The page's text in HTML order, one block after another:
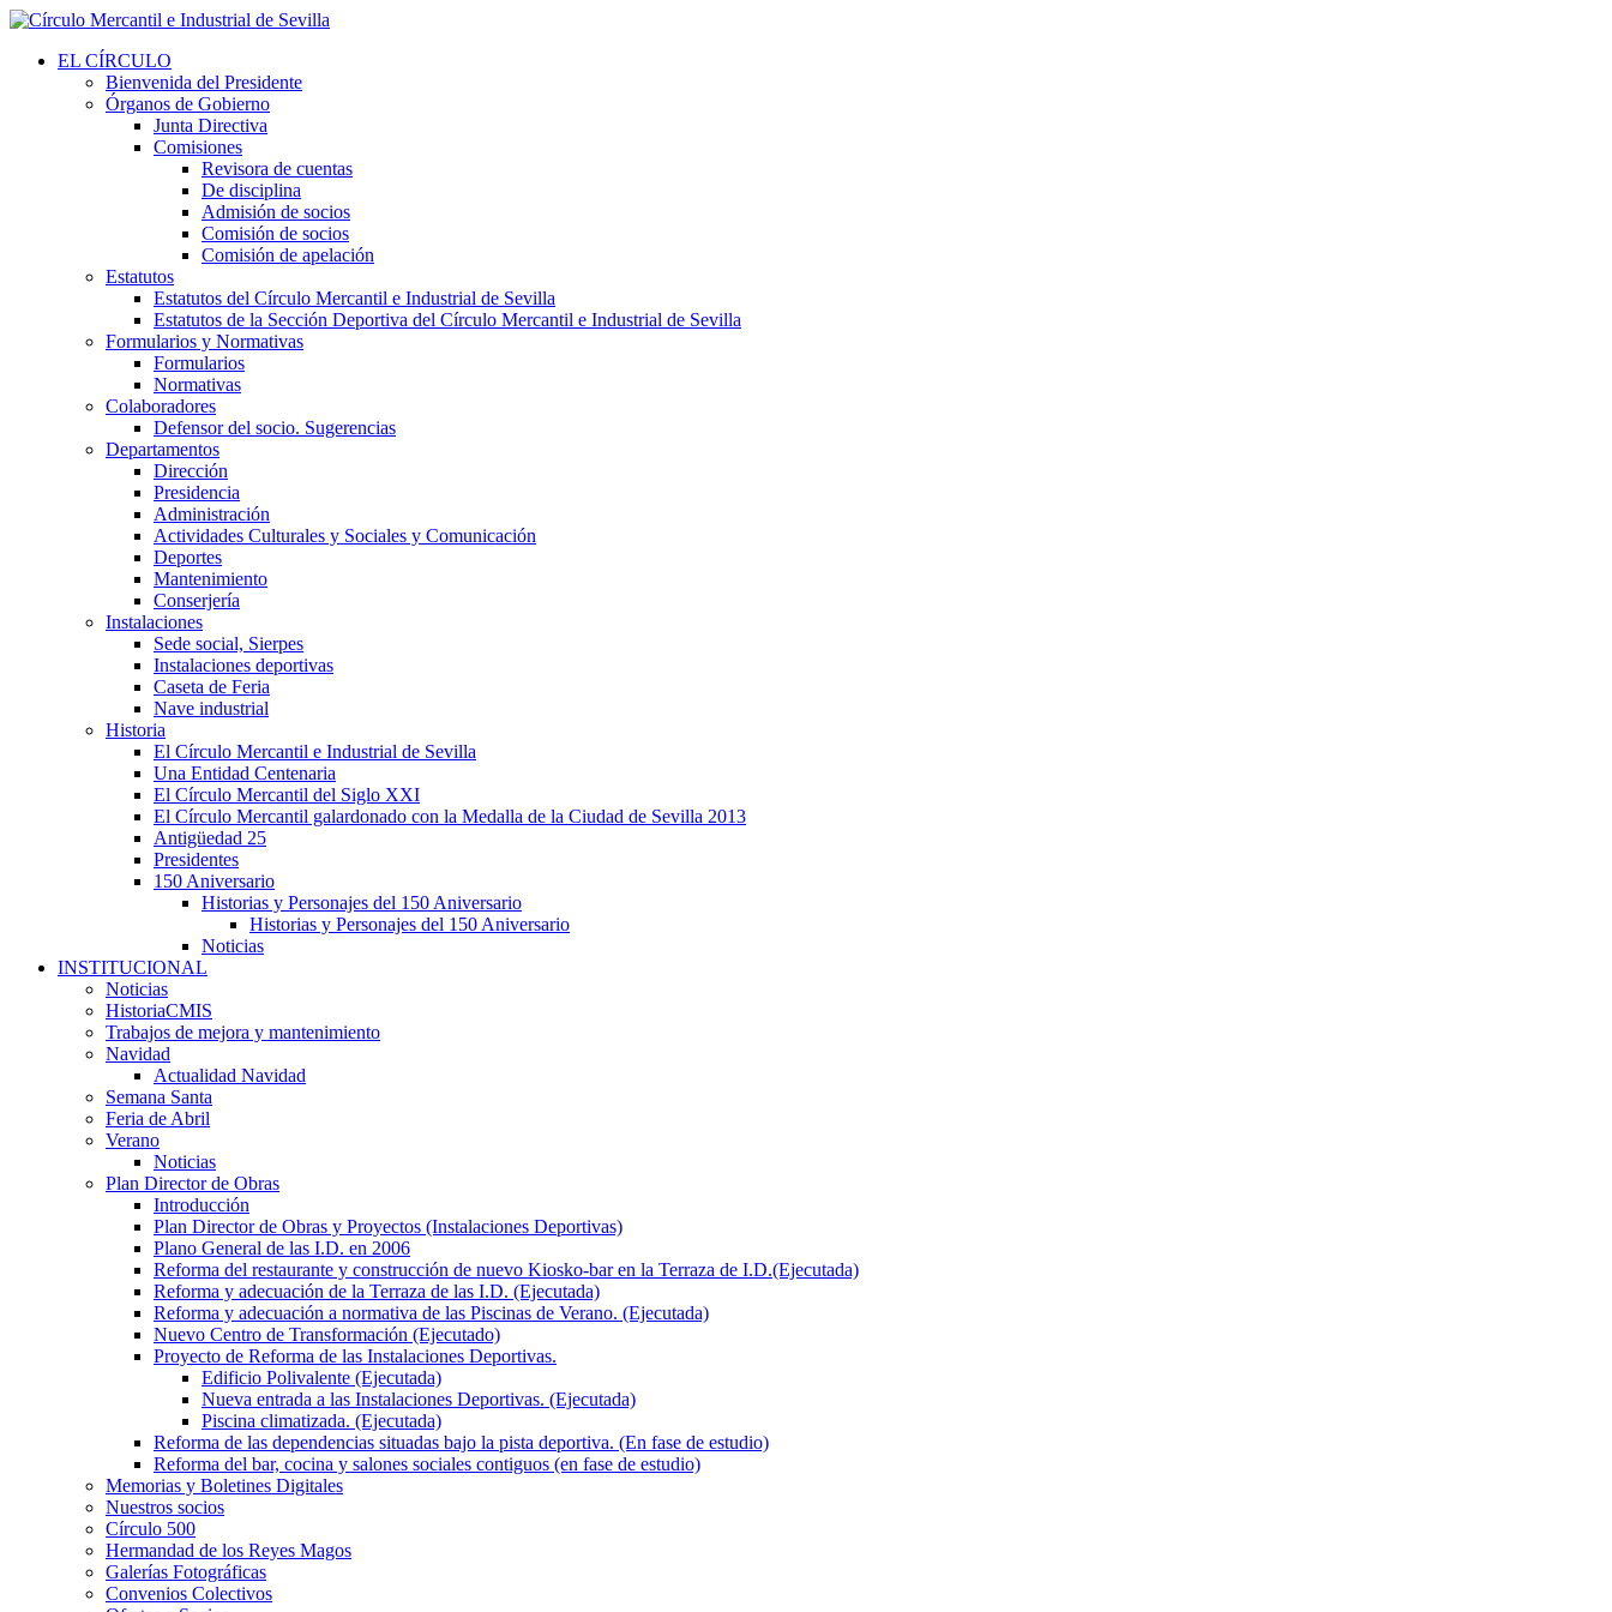
EL CÍRCULO
Bienvenida del Presidente
Órganos de Gobierno
Junta Directiva
Comisiones
Revisora de cuentas
De disciplina
Admisión de socios
Comisión de socios
Comisión de apelación
Estatutos
Estatutos del Círculo Mercantil e Industrial de Sevilla
Estatutos de la Sección Deportiva del Círculo Mercantil e Industrial de Sevilla
Formularios y Normativas
Formularios
Normativas
Colaboradores
Defensor del socio. Sugerencias
Departamentos
Dirección
Presidencia
Administración
Actividades Culturales y Sociales y Comunicación
Deportes
Mantenimiento
Conserjería
Instalaciones
Sede social, Sierpes
Instalaciones deportivas
Caseta de Feria
Nave industrial
Historia
El Círculo Mercantil e Industrial de Sevilla
Una Entidad Centenaria
El Círculo Mercantil del Siglo XXI
El Círculo Mercantil galardonado con la Medalla de la Ciudad de Sevilla 2013
Antigüedad 25
Presidentes
150 Aniversario
Historias y Personajes del 150 Aniversario
Historias y Personajes del 150 Aniversario
Noticias
INSTITUCIONAL
Noticias
HistoriaCMIS
Trabajos de mejora y mantenimiento
Navidad
Actualidad Navidad
Semana Santa
Feria de Abril
Verano
Noticias
Plan Director de Obras
Introducción
Plan Director de Obras y Proyectos (Instalaciones Deportivas)
Plano General de las I.D. en 2006
Reforma del restaurante y construcción de nuevo Kiosko-bar en la Terraza de I.D.(Ejecutada)
Reforma y adecuación de la Terraza de las I.D. (Ejecutada)
Reforma y adecuación a normativa de las Piscinas de Verano. (Ejecutada)
Nuevo Centro de Transformación (Ejecutado)
Proyecto de Reforma de las Instalaciones Deportivas.
Edificio Polivalente (Ejecutada)
Nueva entrada a las Instalaciones Deportivas. (Ejecutada)
Piscina climatizada. (Ejecutada)
Reforma de las dependencias situadas bajo la pista deportiva. (En fase de estudio)
Reforma del bar, cocina y salones sociales contiguos (en fase de estudio)
Memorias y Boletines Digitales
Nuestros socios
Círculo 500
Hermandad de los Reyes Magos
Galerías Fotográficas
Convenios Colectivos